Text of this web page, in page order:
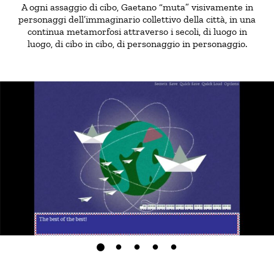
A ogni assaggio di cibo, Gaetano “muta” visivamente in
personaggi dell’immaginario collettivo della città, in una
continua metamorfosi attraverso i secoli, di luogo in
luogo, di cibo in cibo, di personaggio in personaggio.